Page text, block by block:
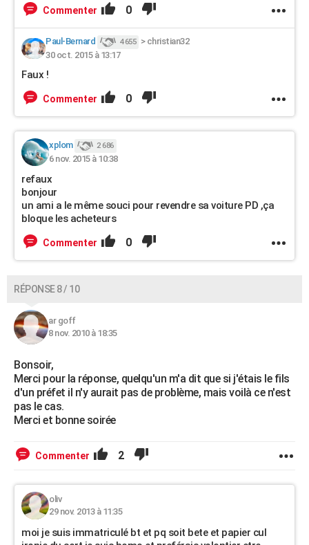
Commenter 0
Paul-Bernard 4 655 > christian32
30 oct. 2015 à 13:17
Faux !
Commenter 0
xplom 2 686
6 nov. 2015 à 10:38
refaux
bonjour
un ami a le même souci pour revendre sa voiture PD ,ça
bloque les acheteurs
Commenter 0
RÉPONSE 8 / 10
ar goff
8 nov. 2010 à 18:35
Bonsoir,
Merci pour la réponse, quelqu'un m'a dit que si j'étais le fils
d'un préfet il n'y aurait pas de problème, mais voilà ce n'est
pas le cas.
Merci et bonne soirée
Commenter 2
oliv
29 nov. 2013 à 11:35
moi je suis immatriculé bt et pq soit bete et papier cul